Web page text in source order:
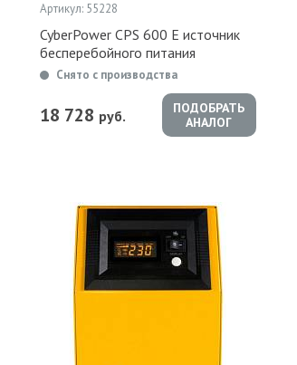
Артикул: 55228
CyberPower CPS 600 E источник
бесперебойного питания
Снято с производства
18 728 руб.
ПОДОБРАТЬ
АНАЛОГ